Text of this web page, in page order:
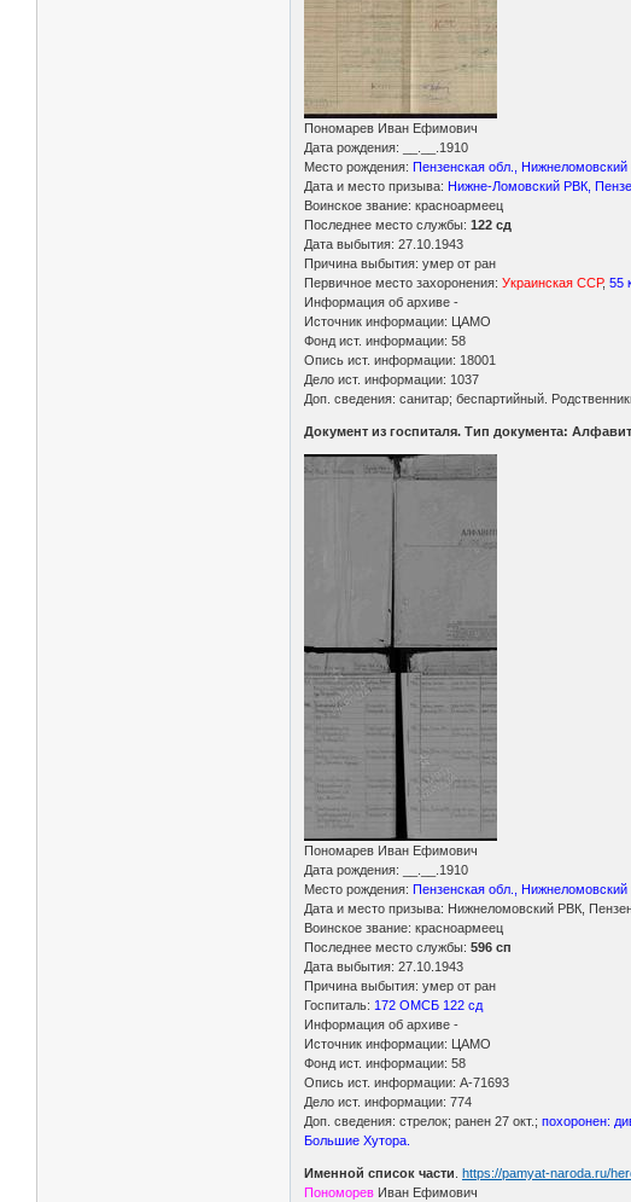
Пономарев Иван Ефимович
Дата рождения: __.__.1910
Место рождения:Пензенская обл.,
Дата и место призыва: Нижне-Ломовский РВК,
Воинское звание: красноармеец
Последнее место службы: 122 сд
Дата выбытия: 27.10.1943
Причина выбытия: умер от ран
Первичное место захоронения:Украинская ССР,55
Информация об архиве -
Источник информации: ЦАМО
Фонд ист. информации: 58
Опись ист. информации: 18001
Дело ист. информации: 1037
Доп. сведения: санитар; беспартийный.
Документ из госпиталя. Тип документа:
Пономарев Иван Ефимович
Дата рождения: __.__.1910
Место рождения:Пензенская обл.,
Дата и место призыва: Нижнеломовский РВК,
Воинское звание: красноармеец
Последнее место службы: 596 сп
Дата выбытия: 27.10.1943
Причина выбытия: умер от ран
Госпиталь: 172 ОМСБ 122 сд
Информация об архиве -
Источник информации: ЦАМО
Фонд ист. информации: 58
Опись ист. информации: А-71693
Дело ист. информации: 774
Доп. сведения: стрелок; ранен 27 окт.;похоронен:
Большие Хутора.
Именной список части .https://pamyat-naroda.ru/
Пономорев Иван Ефимович